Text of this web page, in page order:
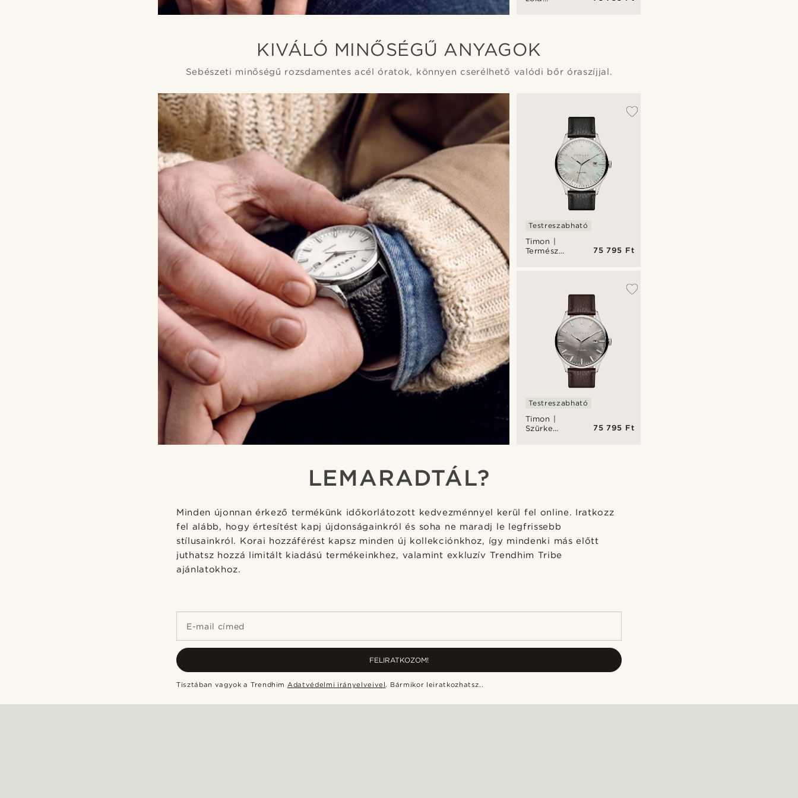
KIVÁLÓ MINŐSÉGŰ ANYAGOK
Sebészeti minőségű rozsdamentes acél óratok, könnyen cserélhető valódi bőr óraszíjjal.
Timon |
Természetes
Testreszabható
75 795 Ft
Timon |
Szürke
Testreszabható
75 795 Ft
LEMARADTÁL?
Minden újonnan érkező termékünk időkorlátozott kedvezménnyel kerül fel online. Iratkozz
fel alább, hogy értesítést kapj újdonságainkról és soha ne maradj le legfrissebb
stílusainkról. Korai hozzáférést kapsz minden új kollekciónkhoz, így mindenki más előtt
juthatsz hozzá limitált kiadású termékeinkhez, valamint exkluzív Trendhim Tribe
ajánlatokhoz.
E-mail címed
FELIRATKOZOM!
Tisztában vagyok a Trendhim Adatvédelmi irányelveivel. Bármikor leiratkozhatsz..